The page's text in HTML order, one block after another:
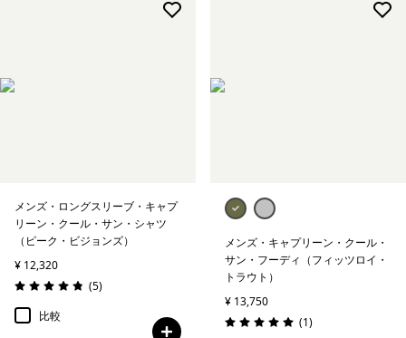
メンズ・ロングスリーブ・キャプ
リーン・クール・サン・シャツ
（ピーク・ビジョンズ）
¥ 12,320
評価: 4.8 / 5
(5レビュー
)
比較
メンズ・キャプリーン・クール・
サン・フーディ（フィッツロイ・
トラウト）
¥ 13,750
評価: 5.0 / 5
(1レビュー
)